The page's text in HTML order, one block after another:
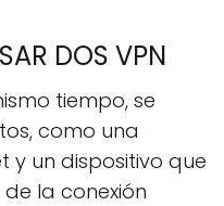
DOS VPN
tiempo, se
como una
y un dispositivo que
la conexión